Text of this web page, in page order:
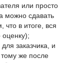
или просто
можно сдавать
что в итоге, вся
заказчика, и
тому же после